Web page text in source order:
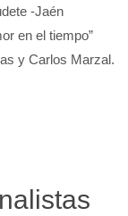
-Jaén
en el tiempo”
y Carlos Marzal.